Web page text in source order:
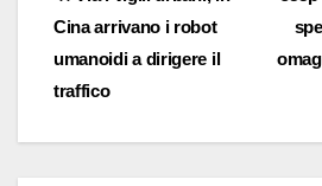
articoli
Cina arrivano i robot
umanoidi a dirigere il
traffico